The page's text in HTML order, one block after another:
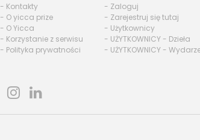
- Kontakty
- O yicca prize
- O Yicca
- Korzystanie z serwisu
- Polityka prywatności
- Zaloguj
- Zarejestruj się tutaj
- Użytkownicy
- UŻYTKOWNICY - Dzieła
- UŻYTKOWNICY -